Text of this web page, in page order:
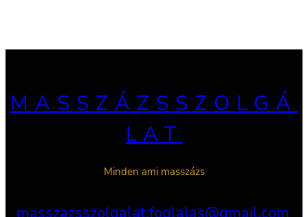
MASSZÁZSSZOLGÁ
LAT
Minden ami masszázs
masszazsszolgalat.foglalas@gmail.com